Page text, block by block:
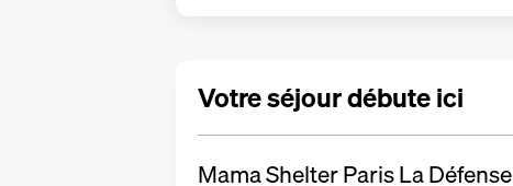
Votre séjour débute ici
Mama Shelter Paris La Défense